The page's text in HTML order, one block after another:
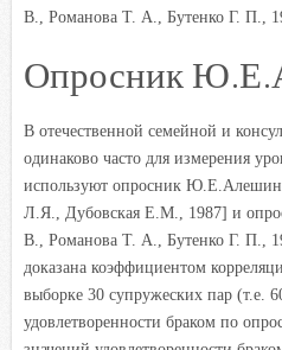
В., Романова Т. А., Бутенко Г. П.,
Опросник
В отечественной семейной и
одинаково часто для измерения
используют опросник
Л.Я., Дубовская Е.М., 1987] и
В., Романова Т. А., Бутенко Г. П.,
доказана коэффициентом
выборке 30 супружеских пар (т.е.
удовлетворенности браком по